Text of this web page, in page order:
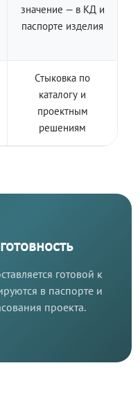
значение — в КД и
паспорте изделия
Стыковка по
каталогу и
проектным
решениям
готовой к
в паспорте и
проекта.